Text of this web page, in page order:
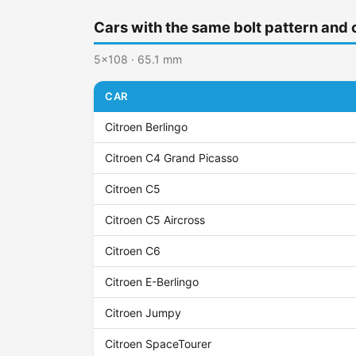
Cars with the same bolt pattern and
5x108 · 65.1 mm
CAR
Citroen Berlingo
Citroen C4 Grand Picasso
Citroen C5
Citroen C5 Aircross
Citroen C6
Citroen E-Berlingo
Citroen Jumpy
Citroen SpaceTourer